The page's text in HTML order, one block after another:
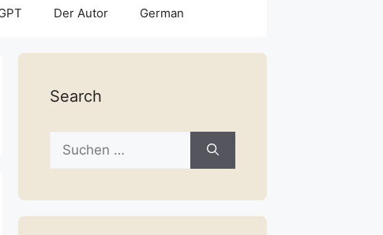
Der Autor German
Search
Suche
nach: